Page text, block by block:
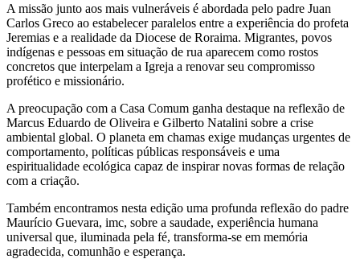
A missão junto aos mais vulneráveis é abordada pelo padre Juan
Carlos Greco ao estabelecer paralelos entre a experiência do profeta
Jeremias e a realidade da Diocese de Roraima. Migrantes, povos
indígenas e pessoas em situação de rua aparecem como rostos
concretos que interpelam a Igreja a renovar seu compromisso
profético e missionário.
A preocupação com a Casa Comum ganha destaque na reflexão de
Marcus Eduardo de Oliveira e Gilberto Natalini sobre a crise
ambiental global. O planeta em chamas exige mudanças urgentes de
comportamento, políticas públicas responsáveis e uma
espiritualidade ecológica capaz de inspirar novas formas de relação
com a criação.
Também encontramos nesta edição uma profunda reflexão do padre
Maurício Guevara, imc, sobre a saudade, experiência humana
universal que, iluminada pela fé, transforma-se em memória
agradecida, comunhão e esperança.